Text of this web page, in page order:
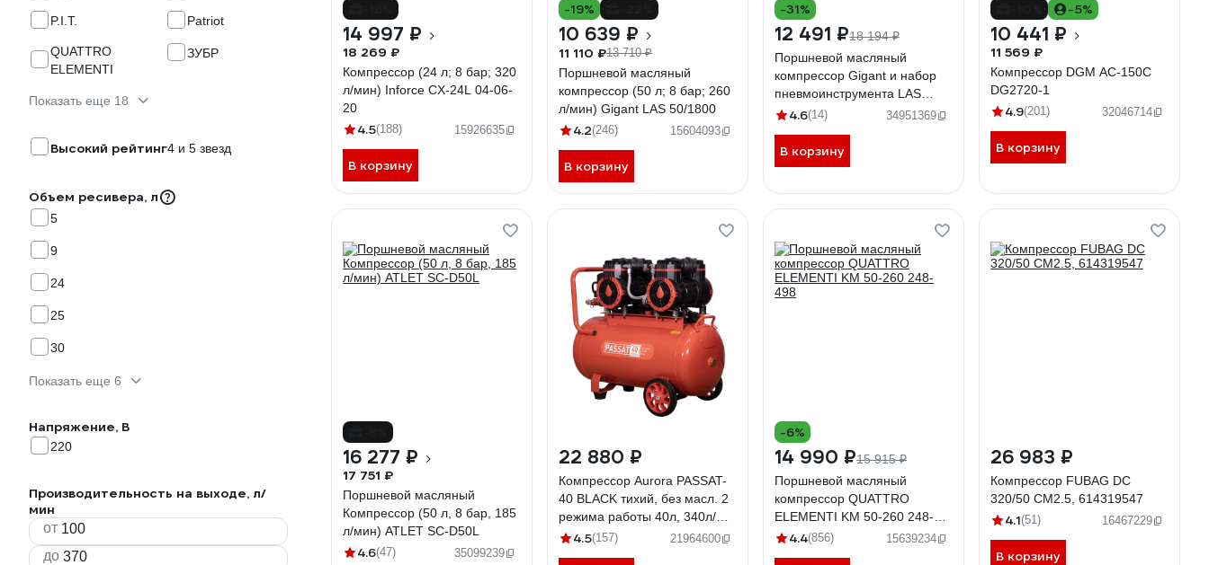
P.I.T. Patriot
QUATTRO
ELEMENTI
ЗУБР
Показать еще 18
Высокий рейтинг4 и 5 звезд
Объем ресивера, л
5
9
24
25
30
Показать еще 6
Напряжение, В
220
Производительность на выходе, л/
мин
от
до
14 997 ₽
18 269 ₽
Компрессор (24 л; 8 бар; 320
л/мин) Inforce CX-24L 04-06-
20
4.5(188) 15926635
В корзину
-19%
10 639 ₽
11 110 ₽13 710 ₽
Поршневой масляный
компрессор (50 л; 8 бар; 260
л/мин) Gigant LAS 50/1800
4.2(246) 15604093
В корзину
-31%
12 491 ₽18 194 ₽
Поршневой масляный
компрессор Gigant и набор
пневмоинструмента LAS
50/1800K
4.6(14) 34951369
В корзину
-5%
10 441 ₽
11 569 ₽
Компрессор DGM AC-150C
DG2720-1
4.9(201) 32046714
В корзину
16 277 ₽
17 751 ₽
Поршневой масляный
Компрессор (50 л, 8 бар, 185
л/мин) ATLET SC-D50L
4.6(47) 35099239
22 880 ₽
Компрессор Aurora PASSAT-
40 BLACK тихий, без масл. 2
режима работы 40л, 340л/
мин, 1.8кВт 31400
4.5(157) 21964600
-6%
14 990 ₽15 915 ₽
Поршневой масляный
компрессор QUATTRO
ELEMENTI KM 50-260 248-
4984.4(856) 15639234
26 983 ₽
Компрессор FUBAG DC
320/50 CM2.5, 614319547
4.1(51) 16467229
В корзину